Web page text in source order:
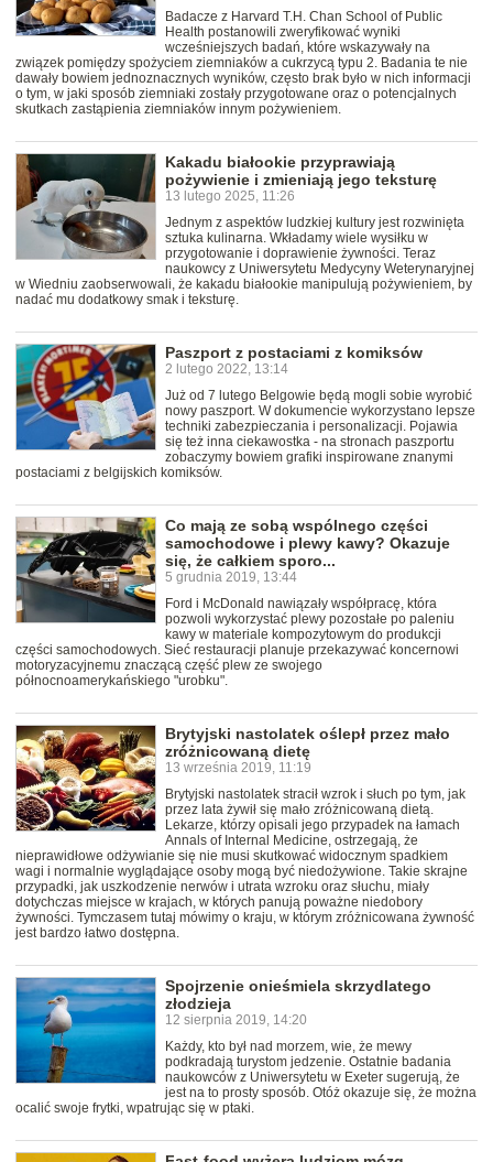
Badacze z Harvard T.H. Chan School of Public
Health postanowili zweryfikować wyniki
wcześniejszych badań, które wskazywały na
związek pomiędzy spożyciem ziemniaków a cukrzycą typu 2. Badania te nie
dawały bowiem jednoznacznych wyników, często brak było w nich informacji
o tym, w jaki sposób ziemniaki zostały przygotowane oraz o potencjalnych
skutkach zastąpienia ziemniaków innym pożywieniem.
Kakadu białookie przyprawiają
pożywienie i zmieniają jego teksturę
13 lutego 2025, 11:26
Jednym z aspektów ludzkiej kultury jest rozwinięta
sztuka kulinarna. Wkładamy wiele wysiłku w
przygotowanie i doprawienie żywności. Teraz
naukowcy z Uniwersytetu Medycyny Weterynaryjnej
w Wiedniu zaobserwowali, że kakadu białookie manipulują pożywieniem, by
nadać mu dodatkowy smak i teksturę.
Paszport z postaciami z komiksów
2 lutego 2022, 13:14
Już od 7 lutego Belgowie będą mogli sobie wyrobić
nowy paszport. W dokumencie wykorzystano lepsze
techniki zabezpieczania i personalizacji. Pojawia
się też inna ciekawostka - na stronach paszportu
zobaczymy bowiem grafiki inspirowane znanymi
postaciami z belgijskich komiksów.
Co mają ze sobą wspólnego części
samochodowe i plewy kawy? Okazuje
się, że całkiem sporo...
5 grudnia 2019, 13:44
Ford i McDonald nawiązały współpracę, która
pozwoli wykorzystać plewy pozostałe po paleniu
kawy w materiale kompozytowym do produkcji
części samochodowych. Sieć restauracji planuje przekazywać koncernowi
motoryzacyjnemu znaczącą część plew ze swojego
północnoamerykańskiego "urobku".
Brytyjski nastolatek oślepł przez mało
zróżnicowaną dietę
13 września 2019, 11:19
Brytyjski nastolatek stracił wzrok i słuch po tym, jak
przez lata żywił się mało zróżnicowaną dietą.
Lekarze, którzy opisali jego przypadek na łamach
Annals of Internal Medicine, ostrzegają, że
nieprawidłowe odżywianie się nie musi skutkować widocznym spadkiem
wagi i normalnie wyglądające osoby mogą być niedożywione. Takie skrajne
przypadki, jak uszkodzenie nerwów i utrata wzroku oraz słuchu, miały
dotychczas miejsce w krajach, w których panują poważne niedobory
żywności. Tymczasem tutaj mówimy o kraju, w którym zróżnicowana żywność
jest bardzo łatwo dostępna.
Spojrzenie onieśmiela skrzydlatego
złodzieja
12 sierpnia 2019, 14:20
Każdy, kto był nad morzem, wie, że mewy
podkradają turystom jedzenie. Ostatnie badania
naukowców z Uniwersytetu w Exeter sugerują, że
jest na to prosty sposób. Otóż okazuje się, że można
ocalić swoje frytki, wpatrując się w ptaki.